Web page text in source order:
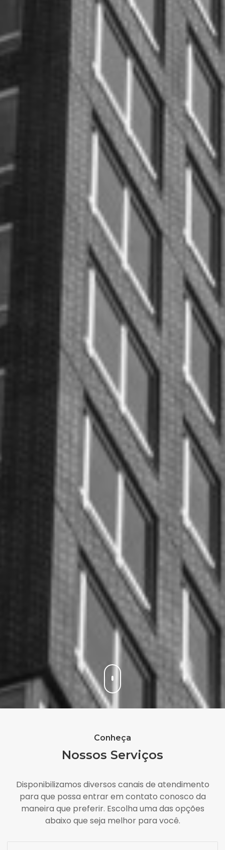
Conheça
Nossos Serviços
Disponibilizamos diversos canais de atendimento
para que possa entrar em contato conosco da
maneira que preferir. Escolha uma das opções
abaixo que seja melhor para você.